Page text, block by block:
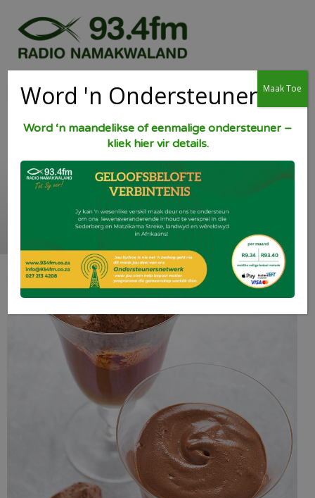
Sjokolade Mousse.
[gesond]
Word 'n Ondersteuner
Word ‘n maandelikse of eenmalige ondersteuner –
kliek hier vir details.
Maak Toe